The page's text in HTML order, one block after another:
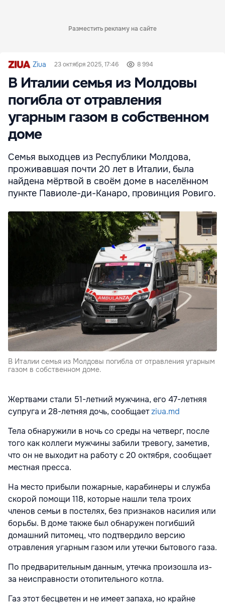
Разместить рекламу на сайте
Ziua 23 октября 2025, 17:46 8 994
В Италии семья из Молдовы
погибла от отравления
угарным газом в собственном
доме
Семья выходцев из Республики Молдова,
проживавшая почти 20 лет в Италии, была
найдена мёртвой в своём доме в населённом
пункте Павиоле-ди-Канаро, провинция Ровиго.
В Италии семья из Молдовы погибла от отравления угарным
газом в собственном доме.
Жертвами стали 51-летний мужчина, его 47-летняя
супруга и 28-летняя дочь, сообщаетziua.md
Тела обнаружили в ночь со среды на четверг, после
того как коллеги мужчины забили тревогу, заметив,
что он не выходит на работу с 20 октября, сообщает
местная пресса.
На место прибыли пожарные, карабинеры и служба
скорой помощи 118, которые нашли тела троих
членов семьи в постелях, без признаков насилия или
борьбы. В доме также был обнаружен погибший
домашний питомец, что подтвердило версию
отравления угарным газом или утечки бытового газа.
По предварительным данным, утечка произошла из-
за неисправности отопительного котла.
Газ этот бесцветен и не имеет запаха, но крайне